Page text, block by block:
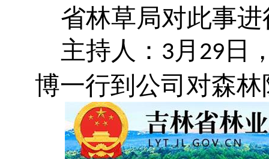
省林草局对此事
主持人： 3 月 29 日
博一行到公司对森